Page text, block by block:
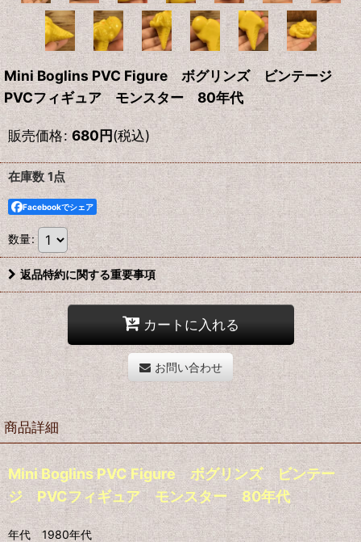
Mini Boglins PVC Figure ボグリンズ ビンテージ
PVCフィギュア モンスター 80年代
販売価格: 680円(税込)
在庫数 1点
Facebookでシェア
数量:
返品特約に関する重要事項
カートに入れる
お問い合わせ
商品詳細
Mini Boglins PVC Figure ボグリンズ ビンテー
ジ PVCフィギュア モンスター 80年代
年代 1980年代